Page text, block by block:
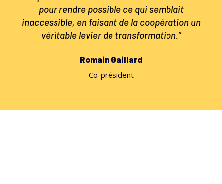
pour rendre possible ce qui semblait
inaccessible, en faisant de la coopération un
véritable levier de transformation.”
Romain Gaillard
Co-président